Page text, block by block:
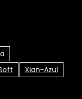
Xian-Azul